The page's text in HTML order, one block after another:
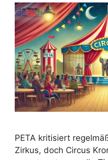
PETA kritisiert
Zirkus, doch Circus